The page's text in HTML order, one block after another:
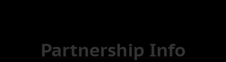
Partnership Info
Lorem Ipsum Sadips